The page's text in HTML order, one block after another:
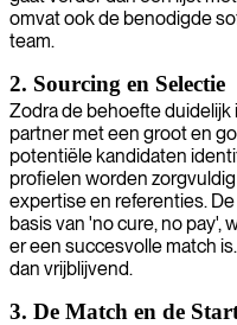
omvat ook de benodigde
team.
2. Sourcing en Selectie
Zodra de behoefte duidelijk
partner met een groot en
potentiële kandidaten
profielen worden
expertise en referenties.
basis van 'no cure, no pay',
er een succesvolle match
dan vrijblijvend.
3. De Match en de